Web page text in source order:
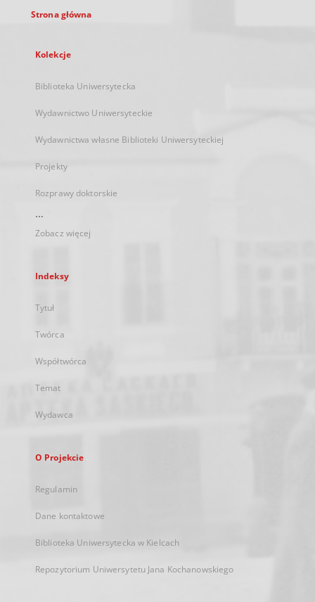
Strona główna
Kolekcje
Biblioteka Uniwersytecka
Wydawnictwo Uniwersyteckie
Wydawnictwa własne Biblioteki Uniwersyteckiej
Projekty
Rozprawy doktorskie
...
Zobacz więcej
Indeksy
Tytuł
Twórca
Współtwórca
Temat
Wydawca
O Projekcie
Regulamin
Dane kontaktowe
Biblioteka Uniwersytecka w Kielcach
Repozytorium Uniwersytetu Jana Kochanowskiego